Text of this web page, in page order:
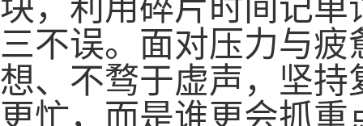
块，利用碎片时间记
三不误。面对压力与
想、不骛于虚声，坚
更忙，而是谁更会抓